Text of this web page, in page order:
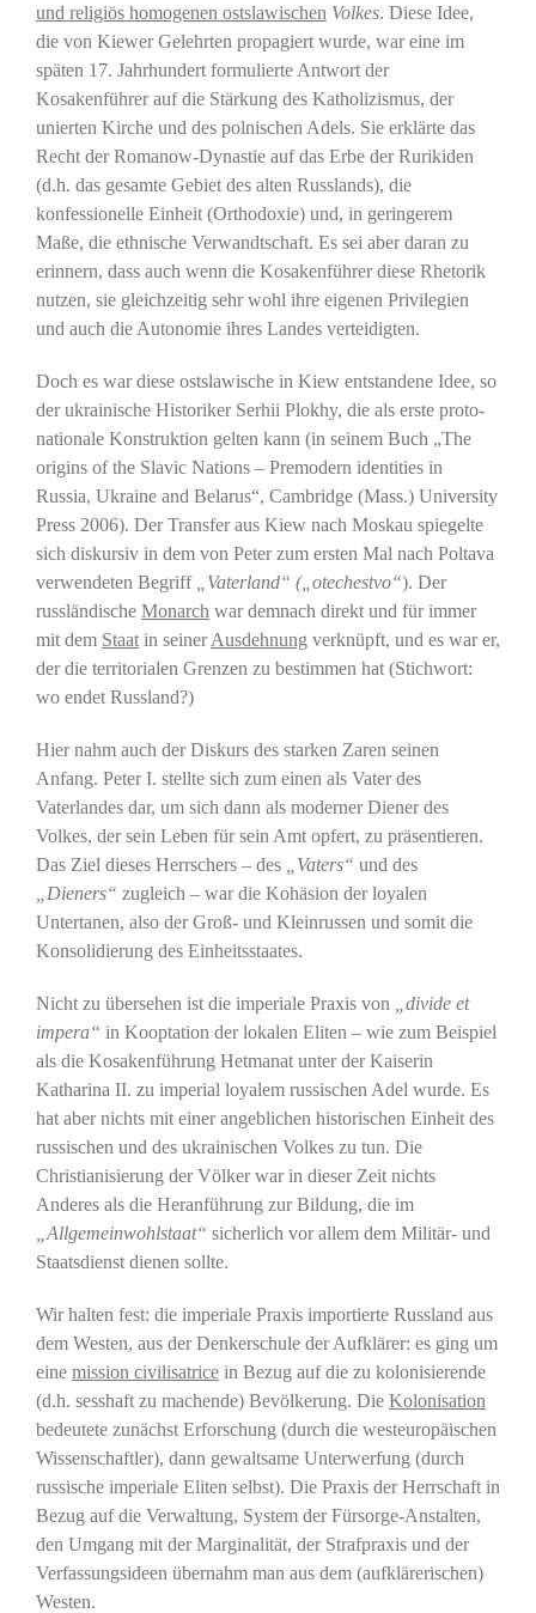
und religiös homogenen ostslawischen Volkes. Diese Idee,
die von Kiewer Gelehrten propagiert wurde, war eine im
späten 17. Jahrhundert formulierte Antwort der
Kosakenführer auf die Stärkung des Katholizismus, der
unierten Kirche und des polnischen Adels. Sie erklärte das
Recht der Romanow-Dynastie auf das Erbe der Rurikiden
(d.h. das gesamte Gebiet des alten Russlands), die
konfessionelle Einheit (Orthodoxie) und, in geringerem
Maße, die ethnische Verwandtschaft. Es sei aber daran zu
erinnern, dass auch wenn die Kosakenführer diese Rhetorik
nutzen, sie gleichzeitig sehr wohl ihre eigenen Privilegien
und auch die Autonomie ihres Landes verteidigten.
Doch es war diese ostslawische in Kiew entstandene Idee, so
der ukrainische Historiker Serhii Plokhy, die als erste proto-
nationale Konstruktion gelten kann (in seinem Buch „The
origins of the Slavic Nations – Premodern identities in
Russia, Ukraine and Belarus“, Cambridge (Mass.) University
Press 2006). Der Transfer aus Kiew nach Moskau spiegelte
sich diskursiv in dem von Peter zum ersten Mal nach Poltava
verwendeten Begriff
„Vaterland“ („otechestvo“). Der
russländische Monarch war demnach direkt und für immer
mit dem Staatin seinerAusdehnung verknüpft, und es war er,
der die territorialen Grenzen zu bestimmen hat (Stichwort:
wo endet Russland?)
Hier nahm auch der Diskurs des starken Zaren seinen
Anfang. Peter I. stellte sich zum einen als Vater des
Vaterlandes dar, um sich dann als moderner Diener des
Volkes, der sein Leben für sein Amt opfert, zu präsentieren.
Das Ziel dieses Herrschers – des
„Vaters“ und des
„Dieners“ zugleich – war die Kohäsion der loyalen
Untertanen, also der Groß- und Kleinrussen und somit die
Konsolidierung des Einheitsstaates.
Nicht zu übersehen ist die imperiale Praxis von
divide et
impera“ in Kooptation der lokalen Eliten – wie zum Beispiel
als die Kosakenführung Hetmanat unter der Kaiserin
Katharina II. zu imperial loyalem russischen Adel wurde. Es
hat aber nichts mit einer angeblichen historischen Einheit des
russischen und des ukrainischen Volkes zu tun. Die
Christianisierung der Völker war in dieser Zeit nichts
Anderes als die Heranführung zur Bildung, die im
„Allgemeinwohlstaat“ sicherlich vor allem dem Militär- und
Staatsdienst dienen sollte.
Wir halten fest: die imperiale Praxis importierte Russland aus
dem Westen, aus der Denkerschule der Aufklärer: es ging um
eine mission civilisatricein Bezug auf die zu kolonisierende
(d.h. sesshaft zu machende) Bevölkerung. Die Kolonisation
bedeutete zunächst Erforschung (durch die westeuropäischen
Wissenschaftler), dann gewaltsame Unterwerfung (durch
russische imperiale Eliten selbst). Die Praxis der Herrschaft in
Bezug auf die Verwaltung, System der Fürsorge-Anstalten,
den Umgang mit der Marginalität, der Strafpraxis und der
Verfassungsideen übernahm man aus dem (aufklärerischen)
Westen.